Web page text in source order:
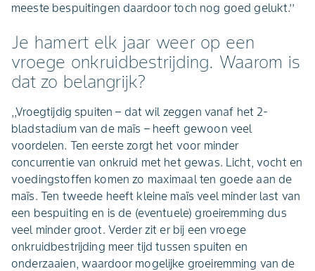
meeste bespuitingen daardoor toch nog goed gelukt.’’
Je hamert elk jaar weer op een
vroege onkruidbestrijding. Waarom is
dat zo belangrijk?
,,Vroegtijdig spuiten – dat wil zeggen vanaf het 2-
bladstadium van de maïs – heeft gewoon veel
voordelen. Ten eerste zorgt het voor minder
concurrentie van onkruid met het gewas. Licht, vocht en
voedingstoffen komen zo maximaal ten goede aan de
maïs. Ten tweede heeft kleine maïs veel minder last van
een bespuiting en is de (eventuele) groeiremming dus
veel minder groot. Verder zit er bij een vroege
onkruidbestrijding meer tijd tussen spuiten en
onderzaaien, waardoor mogelijke groeiremming van de